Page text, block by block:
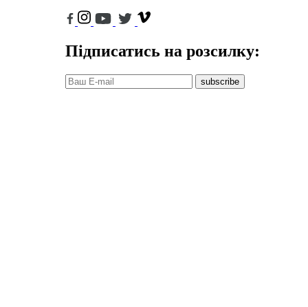
Підписатись на розсилку:
subscribe